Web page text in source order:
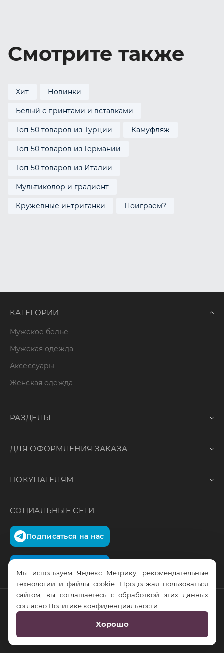
Смотрите также
Хит Новинки
Белый с принтами и вставками
Топ-50 товаров из Турции Камуфляж
Топ-50 товаров из Германии
Топ-50 товаров из Италии
Мультиколор и градиент
Кружевные интриганки Поиграем?
КАТЕГОРИИ
Мужское белье
Мужская одежда
Аксессуары
Женская одежда
РАЗДЕЛЫ
ДЛЯ ОФОРМЛЕНИЯ ЗАКАЗА
ПОКУПАТЕЛЯМ
СОЦИАЛЬНЫЕ СЕТИ
Подписаться на нас
© RusTrus. 2011-2026. Все права защищены
RS Digital
Мы используем Яндекс Метрику, рекомендательные
технологии и файлы cookie. Продолжая пользоваться
сайтом, вы соглашаетесь с обработкой этих данных
согласно Политике конфиденциальности
Хорошо